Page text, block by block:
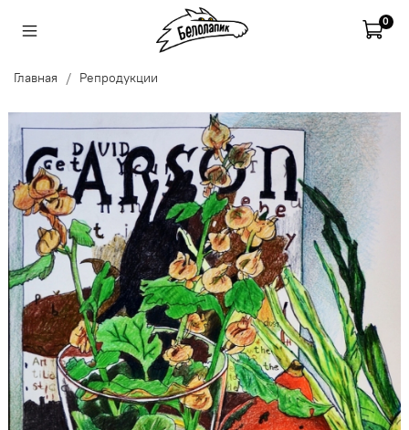
0
Главная Репродукции